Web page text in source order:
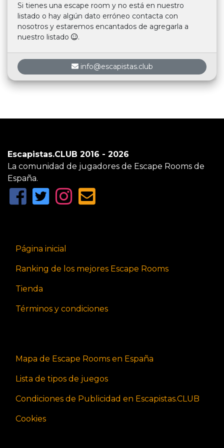
Si tienes una escape room y no está en nuestro
listado o hay algún dato erróneo contacta con
nosotros y estaremos encantados de agregarla a
nuestro listado
.
info@escapistas.club
Escapistas.CLUB 2016 - 2026
La comunidad de jugadores de Escape Rooms de
España.
Página inicial
Ranking de los mejores Escape Rooms
Tienda
Términos y condiciones
Mapa de Escape Rooms en España
Lista de tipos de juegos
Condiciones de Publicidad en Escapistas.CLUB
Cookies